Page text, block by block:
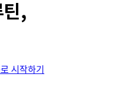
틴,
시작하기